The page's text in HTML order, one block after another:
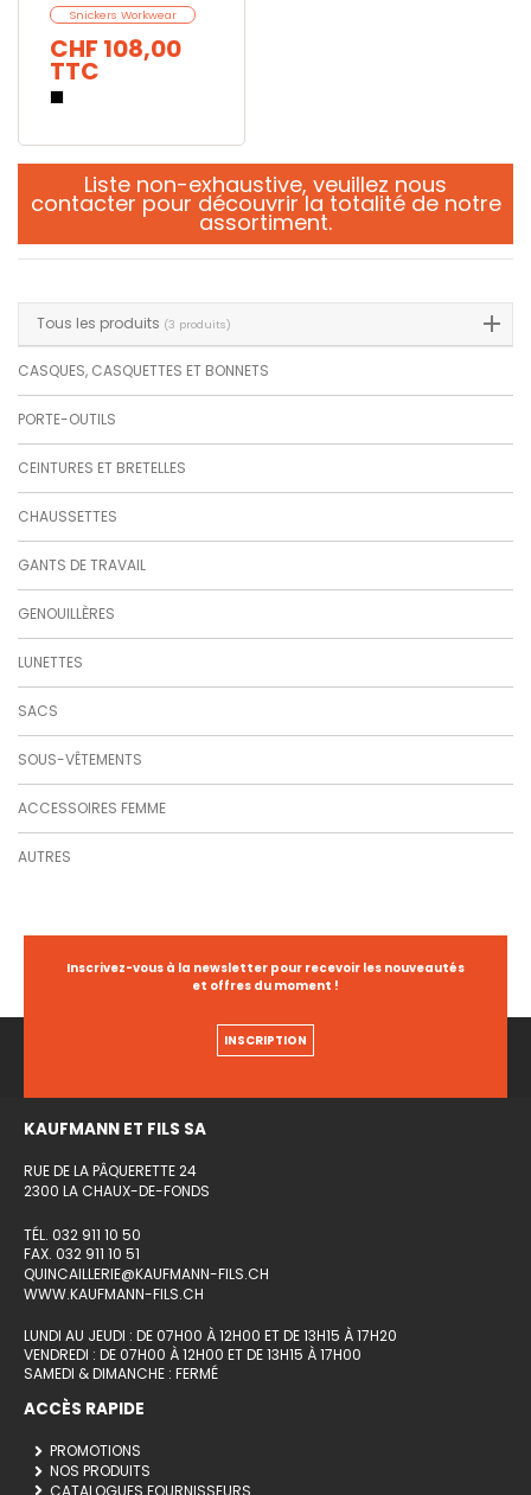
Snickers Workwear
CHF 108,00
TTC
Liste non-exhaustive, veuillez nous
contacter pour découvrir la totalité de notre
assortiment.
Tous les produits (3 produits)
CASQUES, CASQUETTES ET BONNETS
PORTE-OUTILS
CEINTURES ET BRETELLES
CHAUSSETTES
GANTS DE TRAVAIL
GENOUILLÈRES
LUNETTES
SACS
SOUS-VÊTEMENTS
ACCESSOIRES FEMME
AUTRES
Inscrivez-vous à la newsletter pour recevoir les nouveautés
et offres du moment !
INSCRIPTION
KAUFMANN ET FILS SA
RUE DE LA PÂQUERETTE 24
2300 LA CHAUX-DE-FONDS
TÉL. 032 911 10 50
FAX. 032 911 10 51
QUINCAILLERIE@KAUFMANN-FILS.CH
WWW.KAUFMANN-FILS.CH
LUNDI AU JEUDI : DE 07H00 À 12H00 ET DE 13H15 À 17H20
VENDREDI : DE 07H00 À 12H00 ET DE 13H15 À 17H00
SAMEDI & DIMANCHE : FERMÉ
ACCÈS RAPIDE
PROMOTIONS
NOS PRODUITS
CATALOGUES FOURNISSEURS